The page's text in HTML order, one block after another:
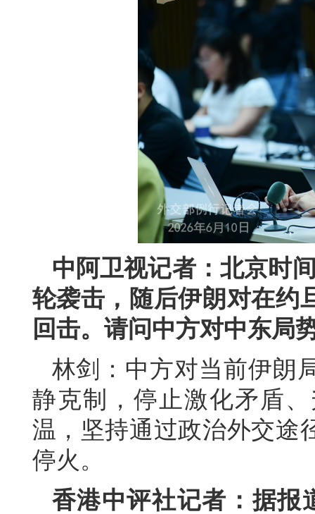
中阿卫视记者：北京时
轮袭击，随后伊朗对在约
回击。请问中方对中东局
林剑：中方对当前伊朗
静克制，停止激化矛盾
温，坚持通过政治外交途
停火。
香港中评社记者：据报